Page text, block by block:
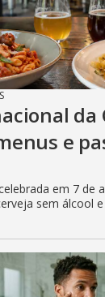
da
e
em 7 de
sem álcool